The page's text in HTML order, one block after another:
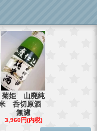
菊姫 山廃純
呑切原酒
無濾
3,960円(内税)